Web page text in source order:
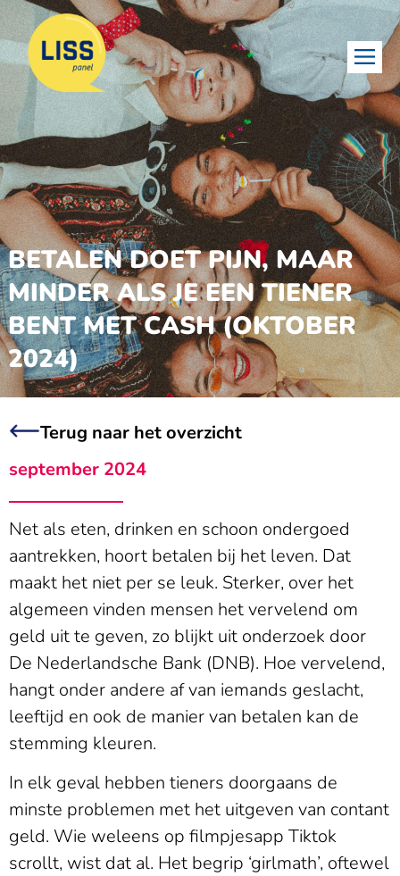
BETALEN DOET PIJN, MAAR
MINDER ALS JE EEN TIENER
BENT MET CASH (OKTOBER
2024)
Terug naar het overzicht
september 2024
Net als eten, drinken en schoon ondergoed
aantrekken, hoort betalen bij het leven. Dat
maakt het niet per se leuk. Sterker, over het
algemeen vinden mensen het vervelend om
geld uit te geven, zo blijkt uit onderzoek door
De Nederlandsche Bank (DNB). Hoe vervelend,
hangt onder andere af van iemands geslacht,
leeftijd en ook de manier van betalen kan de
stemming kleuren.
In elk geval hebben tieners doorgaans de
minste problemen met het uitgeven van contant
geld. Wie weleens op filmpjesapp Tiktok
scrollt, wist dat al. Het begrip ‘girlmath’, oftewel